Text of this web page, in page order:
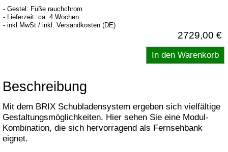
- Gestel: Füße rauchchrom
- Lieferzeit: ca. 4 Wochen
- inkl.MwSt / inkl. Versandkosten (DE)
2729,00 €
Beschreibung
Mit dem BRIX Schubladensystem ergeben sich vielfältige
Gestaltungsmöglichkeiten. Hier sehen Sie eine Modul-
Kombination, die sich hervorragend als Fernsehbank
eignet.